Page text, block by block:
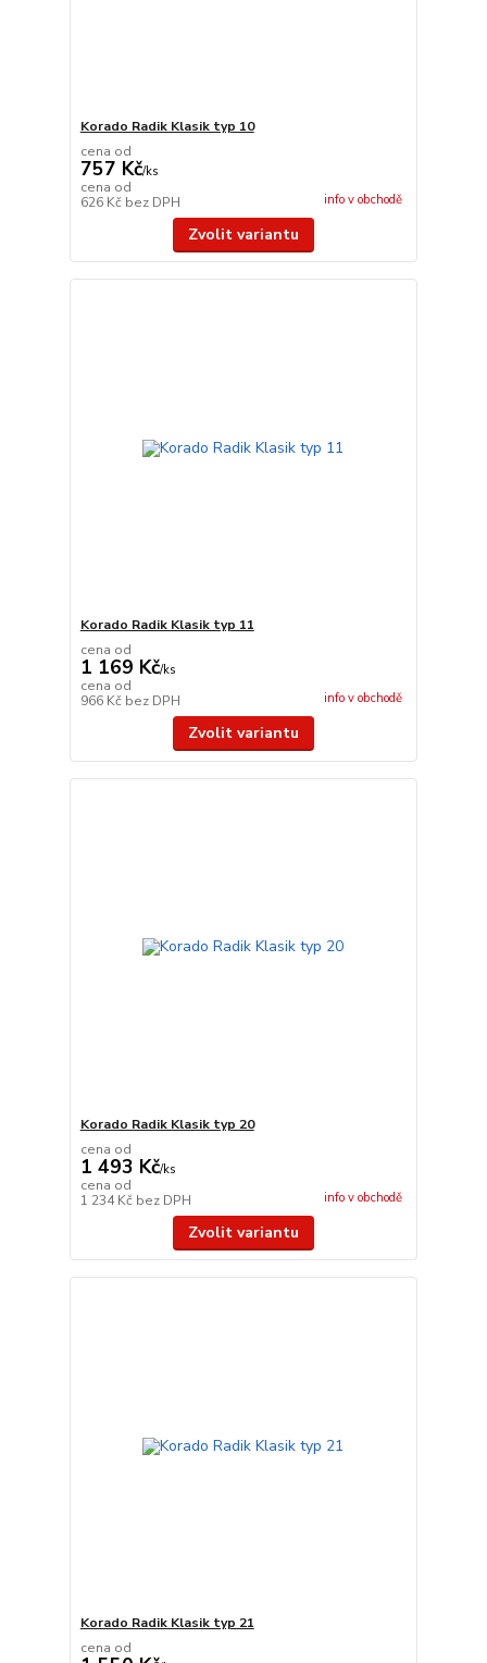
Korado Radik Klasik typ 10
cena od
757 Kč/ks
cena od
626 Kč bez DPH info v obchodě
Zvolit variantu
Korado Radik Klasik typ 11
cena od
1 169 Kč/ks
cena od
966 Kč bez DPH info v obchodě
Zvolit variantu
Korado Radik Klasik typ 20
cena od
1 493 Kč/ks
cena od
1 234 Kč bez DPH info v obchodě
Zvolit variantu
Korado Radik Klasik typ 21
cena od